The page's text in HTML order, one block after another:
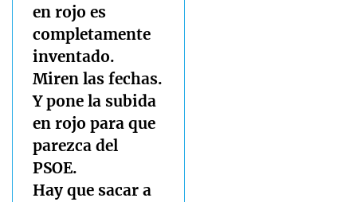
en rojo es
completamente
inventado.
Miren las fechas.
Y pone la subida
en rojo para que
parezca del
PSOE.
Hay que sacar a